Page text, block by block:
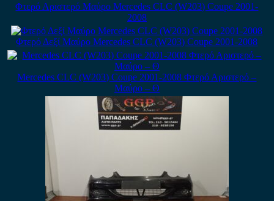
Φτερό Αριστερό Μαύρο Mercedes CLC (W203) Coupe 2001-
2008
Φτερό Δεξί Μαύρο Mercedes CLC (W203) Coupe 2001-2008
Mercedes CLC (W203) Coupe 2001-2008 Φτερό Αριστερό –
Μαύρο – Θ